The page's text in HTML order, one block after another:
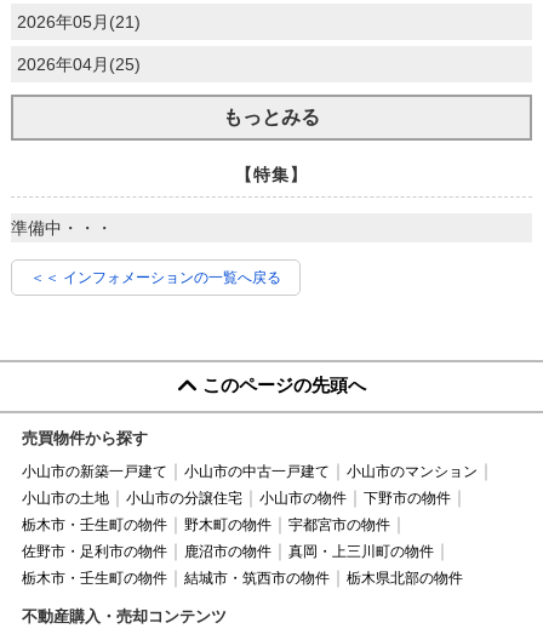
2026年05月(21)
2026年04月(25)
もっとみる
【特集】
準備中・・・
＜＜ インフォメーションの一覧へ戻る
このページの先頭へ
売買物件から探す
小山市の新築一戸建て 小山市の中古一戸建て
小山市のマンション
小山市の土地
小山市の分譲住宅 小山市の物件
下野市の物件
栃木市・壬生町の物件
野木町の物件
宇都宮市の物件
佐野市・足利市の物件
鹿沼市の物件
真岡・上三川町の物件
栃木市・壬生町の物件
結城市・筑西市の物件 栃木県北部の物件
不動産購入・売却コンテンツ